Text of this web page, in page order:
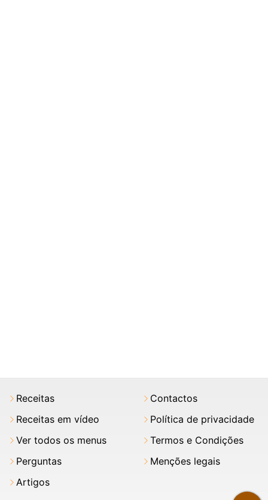
Receitas
Receitas em vídeo
Ver todos os menus
Perguntas
Artigos
Contactos
Política de privacidade
Termos e Condições
Menções legais